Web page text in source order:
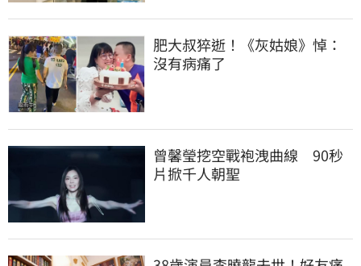
肥大叔猝逝！《灰姑娘》悼：
沒有病痛了
曾馨瑩挖空戰袍洩曲線　90秒
片掀千人朝聖